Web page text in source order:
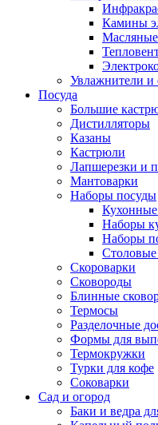
Камины
Масляные
Увлажнители и
Посуда
Большие
Дистилляторы
Казаны
Кастрюли
Лапшерезки и
Мантоварки
Наборы посуды
Наборы
Наборы
Скороварки
Сковороды
Блинные
Термосы
Разделочные
Формы для
Термокружки
Турки для кофе
Соковарки
Сад и огород
Баки и ведра